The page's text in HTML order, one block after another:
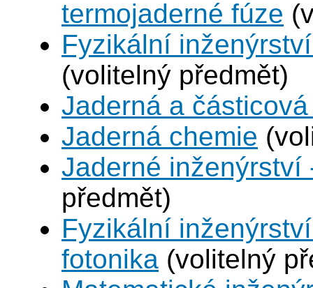
termojaderné fúze
Fyzikální
(volitelný předmět)
Jaderná a
Jaderná chemie
Jaderné inženýrství
předmět)
Fyzikální
fotonika (volitelný